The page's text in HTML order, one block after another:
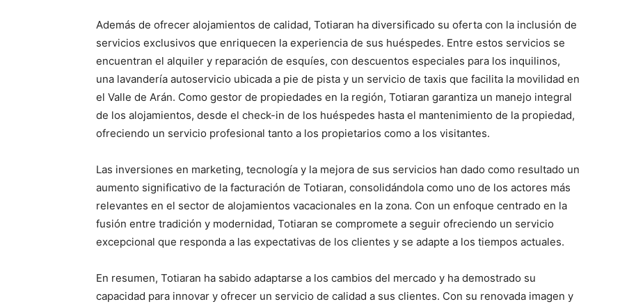
Además de ofrecer alojamientos de calidad, Totiaran ha diversificado su oferta con la inclusión de
servicios exclusivos que enriquecen la experiencia de sus huéspedes. Entre estos servicios se
encuentran el alquiler y reparación de esquíes, con descuentos especiales para los inquilinos,
una lavandería autoservicio ubicada a pie de pista y un servicio de taxis que facilita la movilidad en
el Valle de Arán. Como gestor de propiedades en la región, Totiaran garantiza un manejo integral
de los alojamientos, desde el check-in de los huéspedes hasta el mantenimiento de la propiedad,
ofreciendo un servicio profesional tanto a los propietarios como a los visitantes.
Las inversiones en marketing, tecnología y la mejora de sus servicios han dado como resultado un
aumento significativo de la facturación de Totiaran, consolidándola como uno de los actores más
relevantes en el sector de alojamientos vacacionales en la zona. Con un enfoque centrado en la
fusión entre tradición y modernidad, Totiaran se compromete a seguir ofreciendo un servicio
excepcional que responda a las expectativas de los clientes y se adapte a los tiempos actuales.
En resumen, Totiaran ha sabido adaptarse a los cambios del mercado y ha demostrado su
capacidad para innovar y ofrecer un servicio de calidad a sus clientes. Con su renovada imagen y